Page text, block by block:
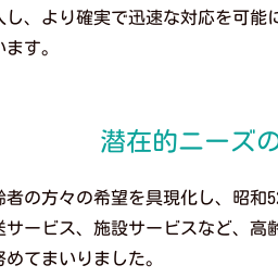
、より確実で迅速な対応を可
す。
潜在的ニーズ
者の方々の希望を具現化し、昭和
ービス、施設サービスなど、
てまいりました。